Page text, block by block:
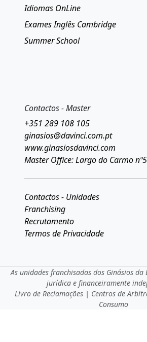
Idiomas OnLine
Exames Inglês Cambridge
Summer School
Contactos - Master
+351 289 108 105
ginasios@davinci.com.pt
www.ginasiosdavinci.com
Master Office: Largo do Carmo
Contactos - Unidades
Franchising
Recrutamento
Termos de Privacidade
As unidades franchisadas dos Ginásios da
jurídica e financeiramente
Livro de Reclamações| Centros de
Consumo